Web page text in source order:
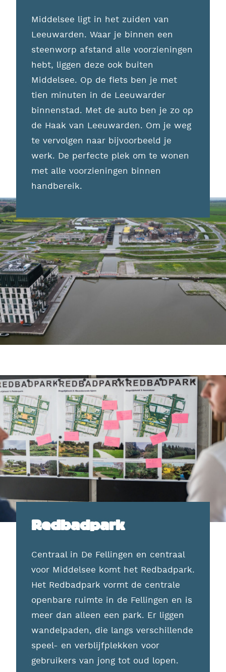
Middelsee ligt in het zuiden van
Leeuwarden. Waar je binnen een
steenworp afstand alle voorzieningen
hebt, liggen deze ook buiten
Middelsee. Op de fiets ben je met
tien minuten in de Leeuwarder
binnenstad. Met de auto ben je zo op
de Haak van Leeuwarden. Om je weg
te vervolgen naar bijvoorbeeld je
werk. De perfecte plek om te wonen
met alle voorzieningen binnen
handbereik.
Redbadpark
Centraal in De Fellingen en centraal
voor Middelsee komt het Redbadpark.
Het Redbadpark vormt de centrale
openbare ruimte in de Fellingen en is
meer dan alleen een park. Er liggen
wandelpaden, die langs verschillende
speel- en verblijfplekken voor
gebruikers van jong tot oud lopen.